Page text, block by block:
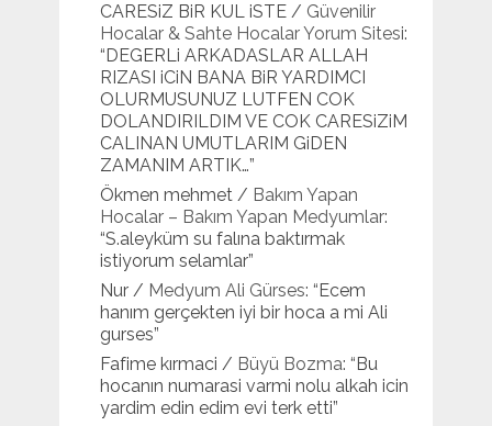
CARESiZ BiR KUL iSTE/ Güvenilir
Hocalar & Sahte Hocalar Yorum Sitesi:
“ DEGERLi ARKADASLAR ALLAH
RIZASI iCiN BANA BiR YARDIMCI
OLURMUSUNUZ LUTFEN COK
DOLANDIRILDIM VE COK CARESiZiM
CALINAN UMUTLARIM GiDEN
ZAMANIM ARTIK…”
Ökmen mehmet/ Bakım Yapan
Hocalar – Bakım Yapan Medyumlar:
“S.aleyküm su falına baktırmak
istiyorum selamlar”
Nur/ Medyum Ali Gürses: “ Ecem
hanım gerçekten iyi bir hoca a mi Ali
gurses”
Fafime kırmaci / Büyü Bozma: “ Bu
hocanın numarasi varmi nolu alkah icin
yardim edin edim evi terk etti”